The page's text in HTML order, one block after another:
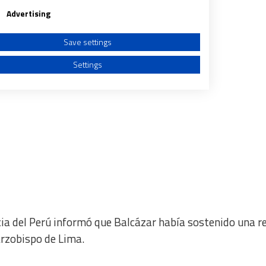
del Perú informó que Balcázar había sostenido una
de Lima.
Advertising
Save settings
Settings